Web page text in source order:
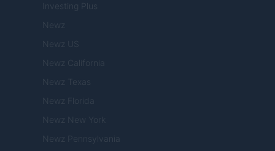
Investing Plus
Newz
Newz US
Newz California
Newz Texas
Newz Florida
Newz New York
Newz Pennsylvania